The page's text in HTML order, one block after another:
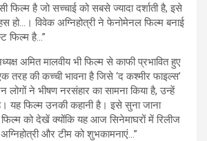
है जो सच्चाई को सबसे ज्यादा दर्शाती है, इसे
विवेक अग्निहोत्री ने फेनोमेनल फिल्म बनाई
फिल्म है…”
अमित मालवीय भी फिल्म से काफी प्रभावित हुए
तरह की कच्ची भावना है जिसे ‘द कश्मीर फाइल्स’
ने भीषण नरसंहार का सामना किया है, उन्हें
यह फिल्म उनकी कहानी है। इसे सुना जाना
फिल्म को देखें क्योंकि यह आज सिनेमाघरों में रिलीज
और टीम को शुभकामनाएं…”